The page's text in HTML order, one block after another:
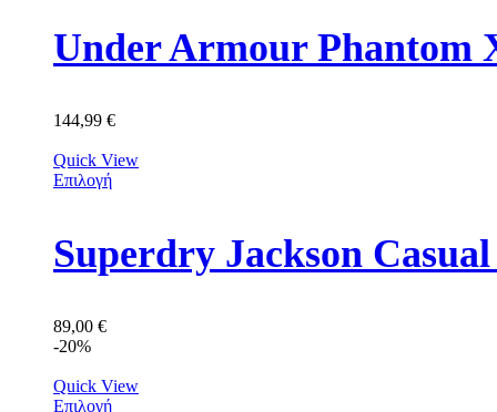
Under Armour Phantom
144,99 €
Quick View
Επιλογή
Superdry Jackson
89,00 €
-20%
Quick View
Επιλογή